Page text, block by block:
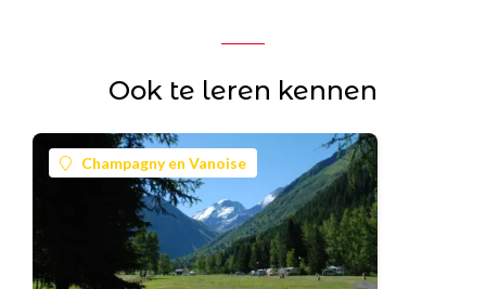
Ook te leren kennen
Champagny en Vanoise